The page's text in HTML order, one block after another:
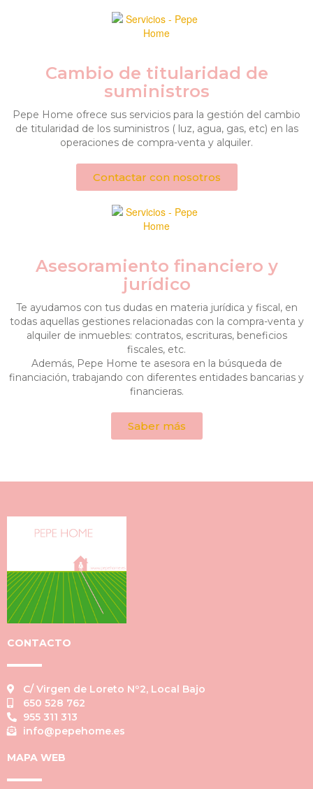
Cambio de titularidad de
suministros
Pepe Home ofrece sus servicios para la gestión del cambio
de titularidad de los suministros ( luz, agua, gas, etc) en las
operaciones de compra-venta y alquiler.
Contactar con nosotros
Asesoramiento financiero y
jurídico
Te ayudamos con tus dudas en materia jurídica y fiscal, en
todas aquellas gestiones relacionadas con la compra-venta y
alquiler de inmuebles: contratos, escrituras, beneficios
fiscales, etc.
Además, Pepe Home te asesora en la búsqueda de
financiación, trabajando con diferentes entidades bancarias y
financieras.
Saber más
CONTACTO
C/ Virgen de Loreto Nº2, Local Bajo
650 528 762
955 311 313
info@pepehome.es
MAPA WEB